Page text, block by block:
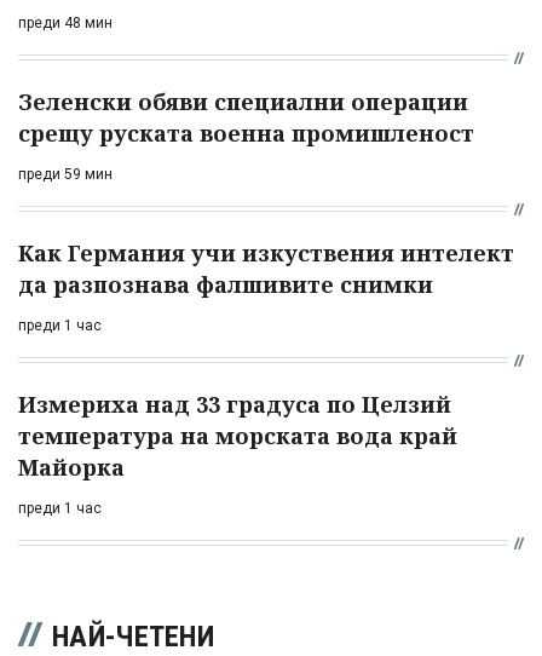
преди 48 мин
Зеленски обяви специални операции
срещу руската военна промишленост
преди 59 мин
Как Германия учи изкуствения интелект
да разпознава фалшивите снимки
преди 1 час
Измериха над 33 градуса по Целзий
температура на морската вода край
Майорка
преди 1 час
НАЙ-ЧЕТЕНИ